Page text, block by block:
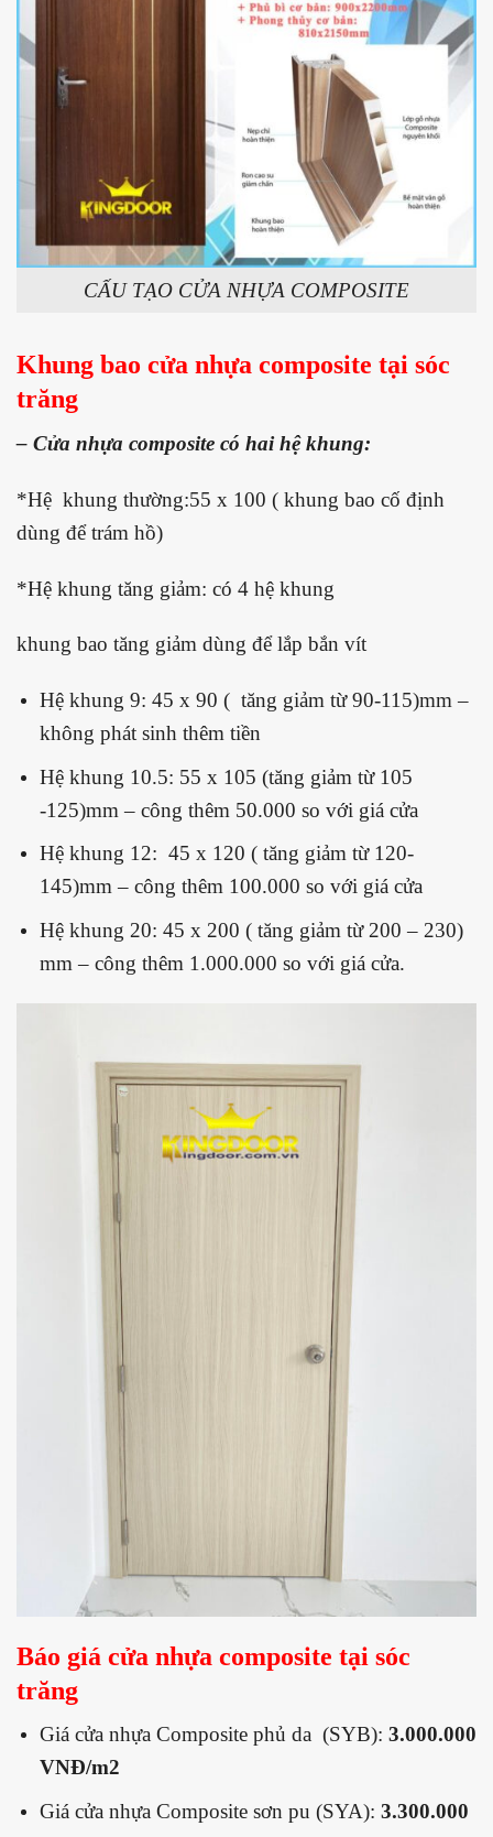
CẤU TẠO CỬA NHỰA COMPOSITE
Khung bao cửa nhựa composite tại sóc
trăng
– Cửa nhựa composite có hai hệ khung:
*Hệ khung thường:55 x 100 ( khung bao cố định
dùng để trám hồ)
*Hệ khung tăng giảm: có 4 hệ khung
khung bao tăng giảm dùng để lắp bắn vít
Hệ khung 9: 45 x 90 ( tăng giảm từ 90-115)mm –
không phát sinh thêm tiền
Hệ khung 10.5: 55 x 105 (tăng giảm từ 105
-125)mm – công thêm 50.000 so với giá cửa
Hệ khung 12: 45 x 120 ( tăng giảm từ 120-
145)mm – công thêm 100.000 so với giá cửa
Hệ khung 20: 45 x 200 ( tăng giảm từ 200 – 230)
mm – công thêm 1.000.000 so với giá cửa.
Báo giá cửa nhựa composite tại sóc
trăng
Giá cửa nhựa Composite phủ da (SYB): 3.000.000
VNĐ/m2
Giá cửa nhựa Composite sơn pu (SYA): 3.300.000